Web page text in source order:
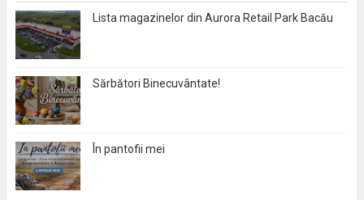
Lista magazinelor din Aurora Retail Park Bacău
Sărbători Binecuvântate!
În pantofii mei